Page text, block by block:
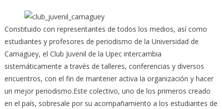
Constituido con representantes de todos los medios, así como
estudiantes y profesores de periodismo de la Universidad de
Camagüey, el Club Juvenil de la Upec intercambia
sistemáticamente a través de talleres, conferencias y diversos
encuentros, con el fin de mantener activa la organización y hacer
un mejor periodismo.Este colectivo, uno de los primeros creado
en el país, sobresale por su acompañamiento a los estudiantes de